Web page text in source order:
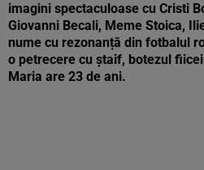
imagini spectaculoase cu Cristi
Giovanni Becali, Meme Stoica,
nume cu rezonanță din fotbalul
o petrecere cu ștaif, botezul
Maria are 23 de ani.